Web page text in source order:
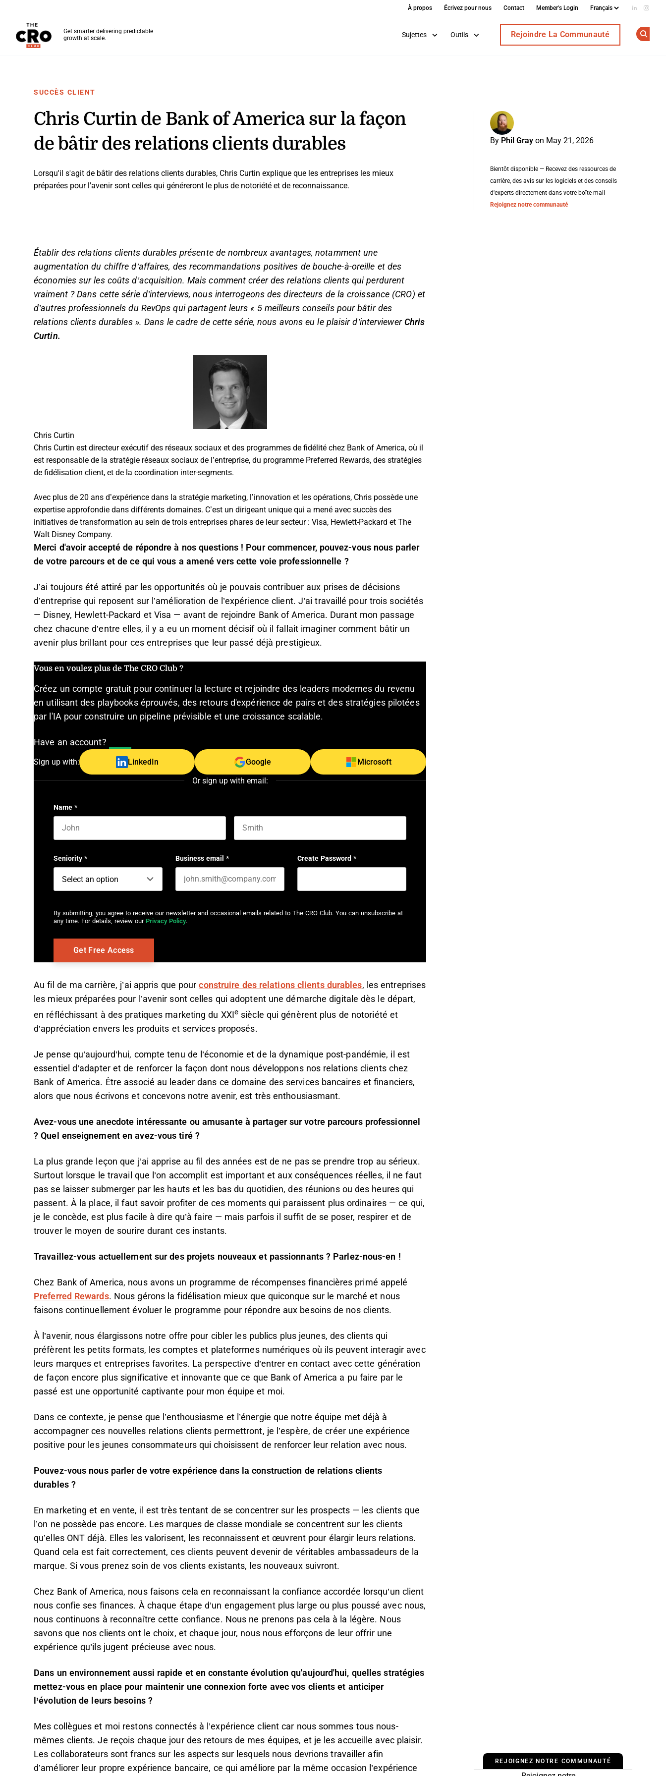
À propos Écrivez pour nous Contact Member's Login Add us
Get smarter delivering predictable
growth at scale.
Sujettes Outils Rejoindre La Communauté
SUCCÈS CLIENT
Chris Curtin de Bank of America sur la façon
de bâtir des relations clients durables
By Phil Gray on May 21, 2026
Bientôt disponible — Recevez des ressources de
carrière, des avis sur les logiciels et des conseils
d'experts directement dans votre boîte mail
Rejoignez notre communauté
Lorsqu'il s'agit de bâtir des relations clients durables, Chris Curtin explique que les entreprises les mieux
préparées pour l'avenir sont celles qui généreront le plus de notoriété et de reconnaissance.
Établir des relations clients durables présente de nombreux avantages, notamment une
augmentation du chiffre d’affaires, des recommandations positives de bouche-à-oreille et des
économies sur les coûts d’acquisition. Mais comment créer des relations clients qui perdurent
vraiment ? Dans cette série d’interviews, nous interrogeons des directeurs de la croissance (CRO) et
d’autres professionnels du RevOps qui partagent leurs « 5 meilleurs conseils pour bâtir des
relations clients durables ». Dans le cadre de cette série, nous avons eu le plaisir d’interviewer Chris
Curtin.
Chris Curtin
Chris Curtin est directeur exécutif des réseaux sociaux et des programmes de fidélité chez Bank of America, où il
est responsable de la stratégie réseaux sociaux de l’entreprise, du programme Preferred Rewards, des stratégies
de fidélisation client, et de la coordination inter-segments.
Avec plus de 20 ans d’expérience dans la stratégie marketing, l’innovation et les opérations, Chris possède une
expertise approfondie dans différents domaines. C’est un dirigeant unique qui a mené avec succès des
initiatives de transformation au sein de trois entreprises phares de leur secteur : Visa, Hewlett-Packard et The
Walt Disney Company.
Merci d'avoir accepté de répondre à nos questions ! Pour commencer, pouvez-vous nous parler
de votre parcours et de ce qui vous a amené vers cette voie professionnelle ?
J’ai toujours été attiré par les opportunités où je pouvais contribuer aux prises de décisions
d’entreprise qui reposent sur l’amélioration de l’expérience client. J’ai travaillé pour trois sociétés
— Disney, Hewlett-Packard et Visa — avant de rejoindre Bank of America. Durant mon passage
chez chacune d’entre elles, il y a eu un moment décisif où il fallait imaginer comment bâtir un
avenir plus brillant pour ces entreprises que leur passé déjà prestigieux.
Vous en voulez plus de The CRO Club ?
Créez un compte gratuit pour continuer la lecture et rejoindre des leaders modernes du revenu
en utilisant des playbooks éprouvés, des retours d'expérience de pairs et des stratégies pilotées
par l'IA pour construire un pipeline prévisible et une croissance scalable.
Have an account?
Sign up with: LinkedIn Google Microsoft
Or sign up with email:
Name *
Seniority * Business email * Create Password *
By submitting, you agree to receive our newsletter and occasional emails related to The CRO Club. You can unsubscribe at
any time. For details, review our Privacy Policy.
Au fil de ma carrière, j’ai appris que pourconstruire des relations clients durables, les entreprises
les mieux préparées pour l’avenir sont celles qui adoptent une démarche digitale dès le départ,
en réfléchissant à des pratiques marketing du XXI e siècle qui génèrent plus de notoriété et
d’appréciation envers les produits et services proposés.
Je pense qu’aujourd’hui, compte tenu de l’économie et de la dynamique post-pandémie, il est
essentiel d’adapter et de renforcer la façon dont nous développons nos relations clients chez
Bank of America. Être associé au leader dans ce domaine des services bancaires et financiers,
alors que nous écrivons et concevons notre avenir, est très enthousiasmant.
Avez-vous une anecdote intéressante ou amusante à partager sur votre parcours professionnel
? Quel enseignement en avez-vous tiré ?
La plus grande leçon que j’ai apprise au fil des années est de ne pas se prendre trop au sérieux.
Surtout lorsque le travail que l’on accomplit est important et aux conséquences réelles, il ne faut
pas se laisser submerger par les hauts et les bas du quotidien, des réunions ou des heures qui
passent. À la place, il faut savoir profiter de ces moments qui paraissent plus ordinaires — ce qui,
je le concède, est plus facile à dire qu’à faire — mais parfois il suffit de se poser, respirer et de
trouver le moyen de sourire durant ces instants.
Travaillez-vous actuellement sur des projets nouveaux et passionnants ? Parlez-nous-en !
Chez Bank of America, nous avons un programme de récompenses financières primé appelé
Preferred Rewards. Nous gérons la fidélisation mieux que quiconque sur le marché et nous
faisons continuellement évoluer le programme pour répondre aux besoins de nos clients.
À l’avenir, nous élargissons notre offre pour cibler les publics plus jeunes, des clients qui
préfèrent les petits formats, les comptes et plateformes numériques où ils peuvent interagir avec
leurs marques et entreprises favorites. La perspective d’entrer en contact avec cette génération
de façon encore plus significative et innovante que ce que Bank of America a pu faire par le
passé est une opportunité captivante pour mon équipe et moi.
Dans ce contexte, je pense que l’enthousiasme et l’énergie que notre équipe met déjà à
accompagner ces nouvelles relations clients permettront, je l’espère, de créer une expérience
positive pour les jeunes consommateurs qui choisissent de renforcer leur relation avec nous.
Pouvez-vous nous parler de votre expérience dans la construction de relations clients
durables ?
En marketing et en vente, il est très tentant de se concentrer sur les prospects — les clients que
l’on ne possède pas encore. Les marques de classe mondiale se concentrent sur les clients
qu’elles ONT déjà. Elles les valorisent, les reconnaissent et œuvrent pour élargir leurs relations.
Quand cela est fait correctement, ces clients peuvent devenir de véritables ambassadeurs de la
marque. Si vous prenez soin de vos clients existants, les nouveaux suivront.
Chez Bank of America, nous faisons cela en reconnaissant la confiance accordée lorsqu’un client
nous confie ses finances. À chaque étape d’un engagement plus large ou plus poussé avec nous,
nous continuons à reconnaître cette confiance. Nous ne prenons pas cela à la légère. Nous
savons que nos clients ont le choix, et chaque jour, nous nous efforçons de leur offrir une
expérience qu’ils jugent précieuse avec nous.
Dans un environnement aussi rapide et en constante évolution qu'aujourd'hui, quelles stratégies
mettez-vous en place pour maintenir une connexion forte avec vos clients et anticiper
l’évolution de leurs besoins ?
Mes collègues et moi restons connectés à l’expérience client car nous sommes tous nous-
mêmes clients. Je reçois chaque jour des retours de mes équipes, et je les accueille avec plaisir.
Les collaborateurs sont francs sur les aspects sur lesquels nous devrions travailler afin
d’améliorer leur propre expérience bancaire, ce qui améliore par la même occasion l’expérience
REJOIGNEZ NOTRE COMMUNAUTÉ